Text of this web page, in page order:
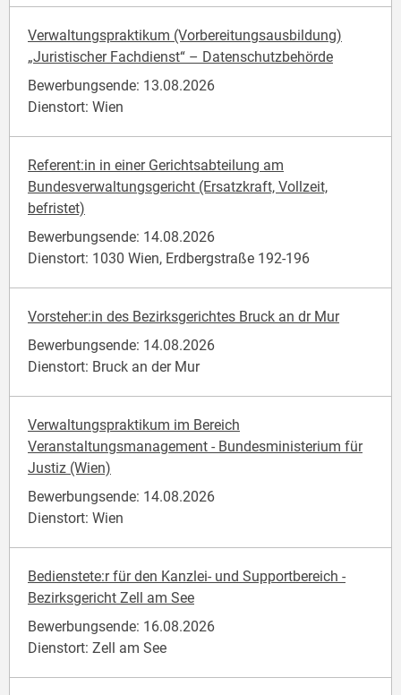
Verwaltungspraktikum (Vorbereitungsausbildung)
„Juristischer Fachdienst“ – Datenschutzbehörde
Bewerbungsende: 13.08.2026
Dienstort: Wien
Referent:in in einer Gerichtsabteilung am
Bundesverwaltungsgericht (Ersatzkraft, Vollzeit,
befristet)
Bewerbungsende: 14.08.2026
Dienstort: 1030 Wien, Erdbergstraße 192-196
Vorsteher:in des Bezirksgerichtes Bruck an dr Mur
Bewerbungsende: 14.08.2026
Dienstort: Bruck an der Mur
Verwaltungspraktikum im Bereich
Veranstaltungsmanagement - Bundesministerium für
Justiz (Wien)
Bewerbungsende: 14.08.2026
Dienstort: Wien
Bedienstete:r für den Kanzlei- und Supportbereich -
Bezirksgericht Zell am See
Bewerbungsende: 16.08.2026
Dienstort: Zell am See